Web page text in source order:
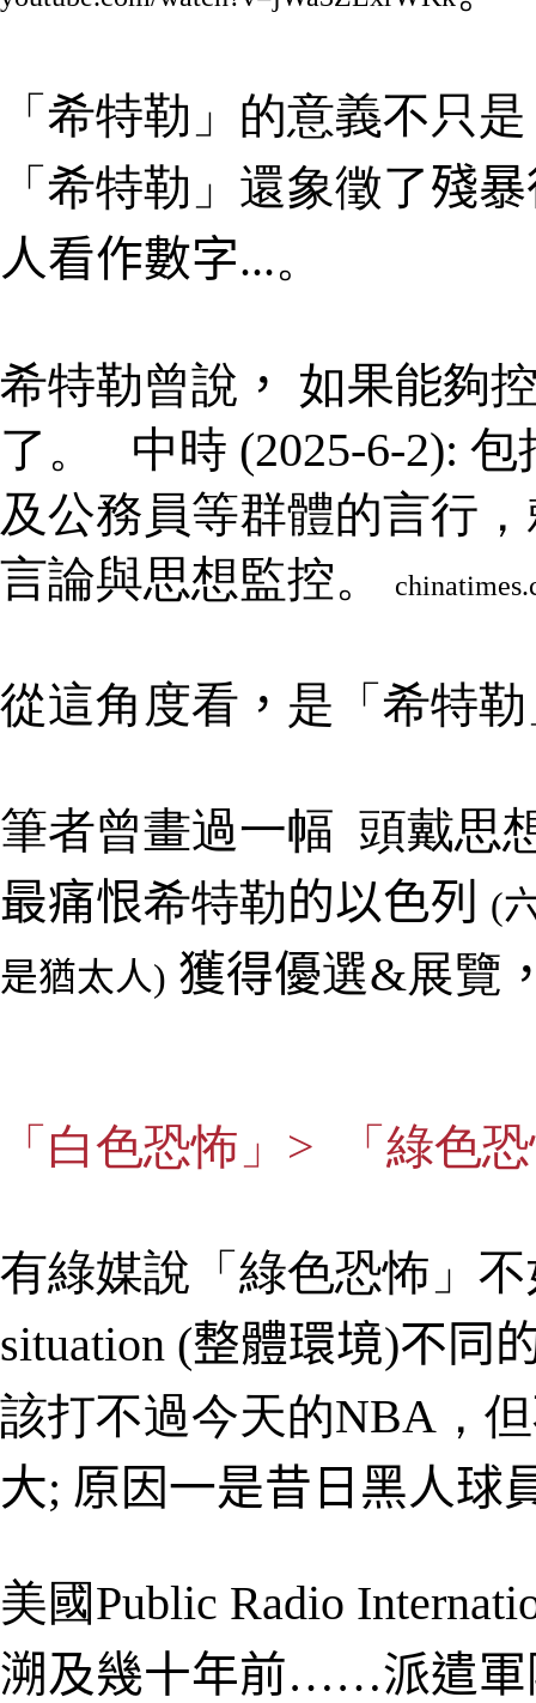
「希特勒」的意義不只
「希特勒」還象徵了殘
人看作數字...。
希特勒曾說 ，
如果能夠
了 。 中時 (2025-6-2): 包
及公務員等群體的言行
言論與思想監控。
從這角度看 ， 是「希特
筆者曾畫過一幅 頭戴思
最痛恨希特勒的以色列 (
是猶太人) 獲得優選&展覽
「白色恐怖」> 「綠色
有綠媒說 「綠色恐怖」
situation (整體環境)不同
該打不過今天的NBA，
大; 原因一是昔日黑人球
美國Public Radio
溯及幾十年前……派遣軍